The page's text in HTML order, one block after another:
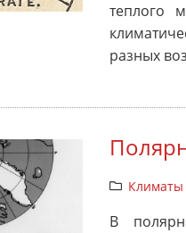
теплого
разных
Климаты
В